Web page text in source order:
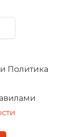
Политика